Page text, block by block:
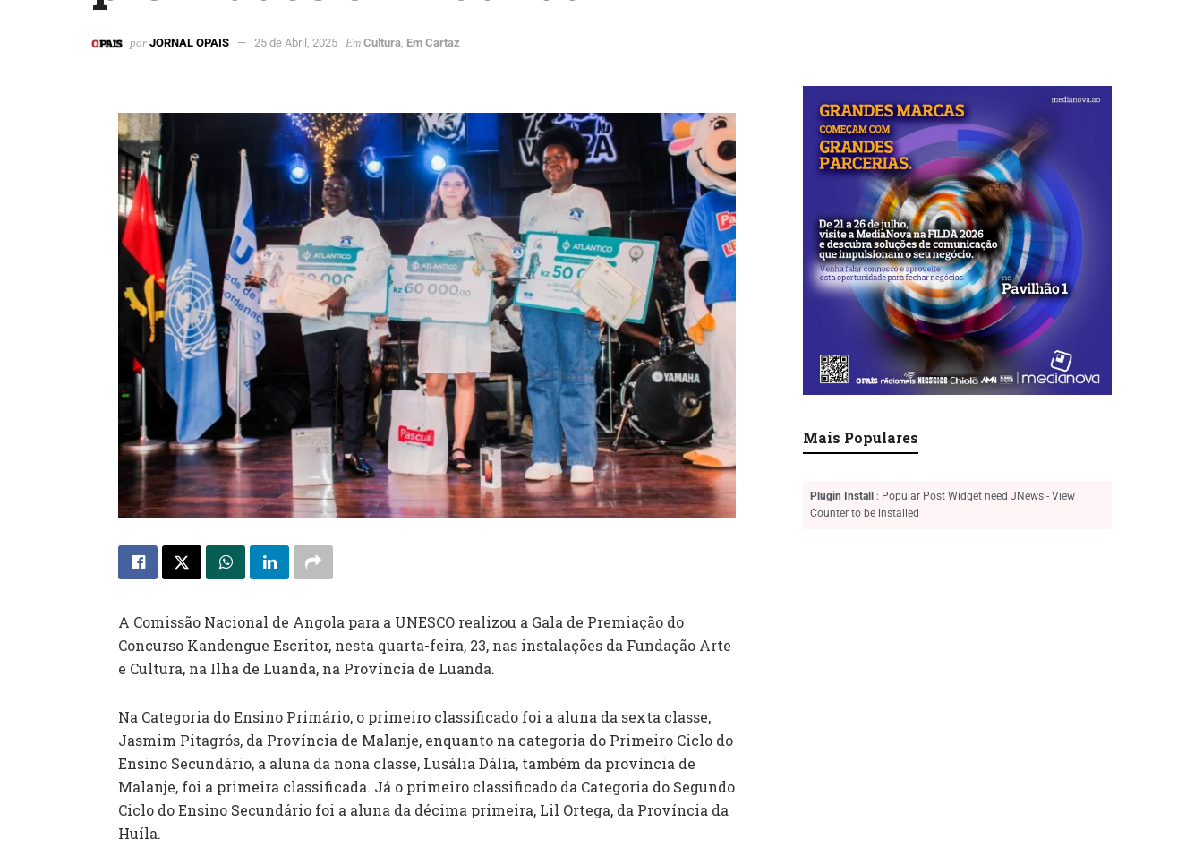
por JORNAL OPAIS 25 de Abril, 2025 Em Cultura, Em Cartaz
A Comissão Nacional de Angola para a UNESCO realizou a Gala de Premiação do
Concurso Kandengue Escritor, nesta quarta-feira, 23, nas instalações da Fundação Arte
e Cultura, na Ilha de Luanda, na Província de Luanda.
Na Categoria do Ensino Primário, o primeiro classificado foi a aluna da sexta classe,
Jasmim Pitagrós, da Província de Malanje, enquanto na categoria do Primeiro Ciclo do
Ensino Secundário, a aluna da nona classe, Lusália Dália, também da província de
Malanje, foi a primeira classificada. Já o primeiro classificado da Categoria do Segundo
Ciclo do Ensino Secundário foi a aluna da décima primeira, Lil Ortega, da Província da
Huíla.
Mais Populares
Plugin Install
: Popular Post Widget need JNews - View
Counter to be installed